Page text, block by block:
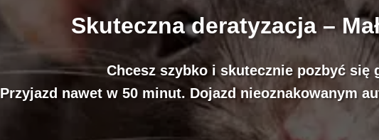
Skuteczna deratyzacja –
Chcesz szybko i skutecznie pozbyć się
Przyjazd nawet w 50 minut. Dojazd nieoznakowanym